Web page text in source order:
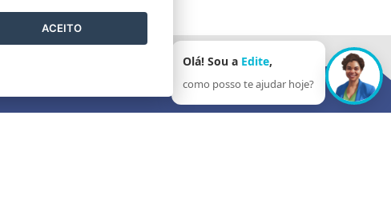
Olá! Sou a Edite,
como posso te ajudar hoje?
ACEITO